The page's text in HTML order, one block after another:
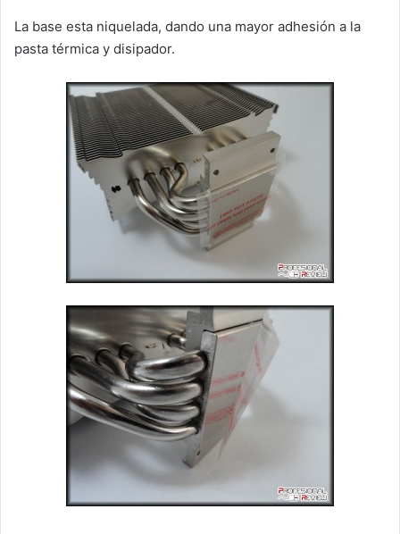
La base esta niquelada, dando una mayor adhesión a la
pasta térmica y disipador.